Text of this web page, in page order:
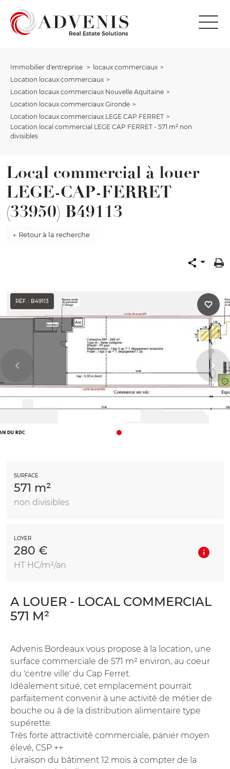
Immobilier d'entreprise
locaux commerciaux
Location locaux commerciaux
Location locaux commerciaux Nouvelle Aquitaine
Location locaux commerciaux Gironde
Location locaux commerciaux LEGE CAP FERRET
Location local commercial LEGE CAP FERRET - 571 m² non
divisibles
Local commercial à louer
LEGE-CAP-FERRET
(33950) B49113
← Retour à la recherche
RÉF. : B49113
SURFACE
571 m²
non divisibles
LOYER
280 €
HT HC/m²/an
A LOUER - LOCAL COMMERCIAL
571 M²
Advenis Bordeaux vous propose à la location, une
surface commerciale de 571 m² environ, au coeur
du 'centre ville' du Cap Ferret.
Idéalement situé, cet emplacement pourrait
parfaitement convenir à une activité de métier de
bouche ou à de la distribution alimentaire type
supérette.
Très forte attractivité commerciale, panier moyen
élevé, CSP ++
Livraison du bâtiment 12 mois à compter de la